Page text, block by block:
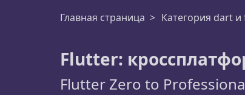
Главная страница Категория dart
Flutter:
Flutter Zero to